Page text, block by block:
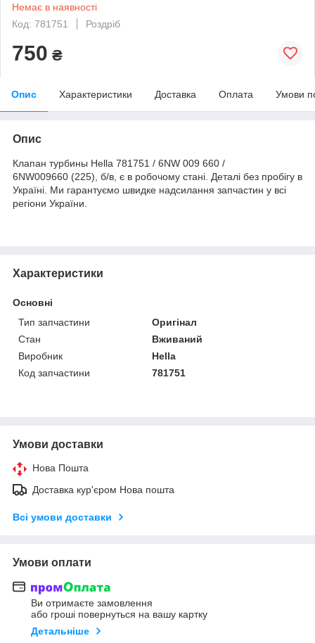
Немає в наявності
Код: 781751
Роздріб
750 ₴
Опис Характеристики Доставка Оплата Умови
Опис
Клапан турбины Hella 781751 / 6NW 009 660 /
6NW009660 (225), б/в, є в робочому стані. Деталі без пробігу в
Україні. Ми гарантуємо швидке надсилання запчастин у всі
регіони України.
Характеристики
Основні
Тип запчастини
Оригінал
Стан
Вживаний
Виробник
Hella
Код запчастини
781751
Умови доставки
Нова Пошта
Доставка кур'єром Нова пошта
Всі умови доставки
Умови оплати
Ви отримаєте замовлення
або гроші повернуться на вашу картку
Детальніше